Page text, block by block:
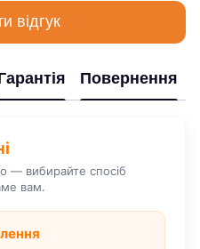
відгук
Повернення
— вибирайте спосіб
вам.